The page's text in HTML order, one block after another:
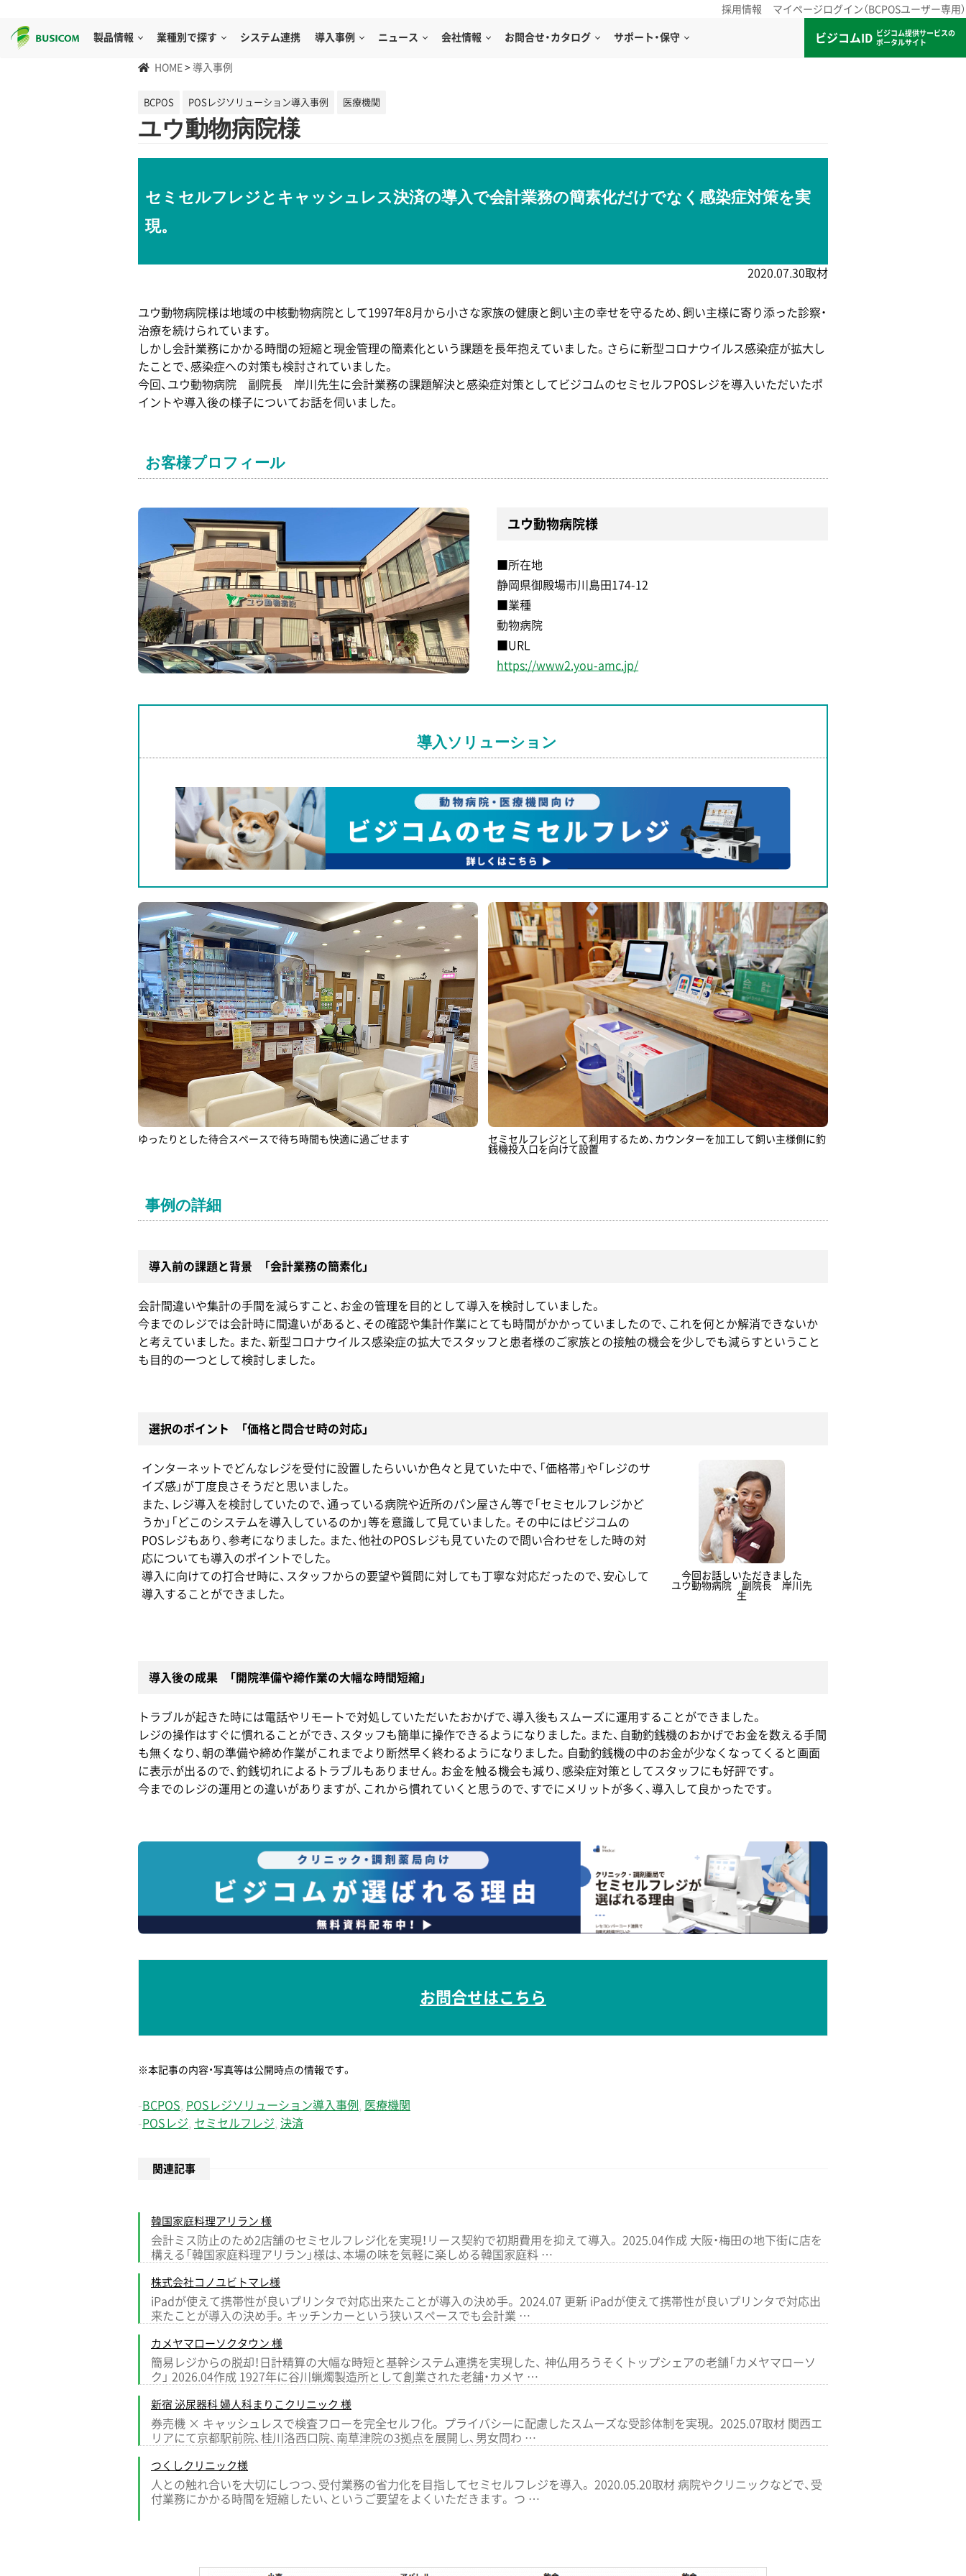
採用情報 マイページログイン（BCPOSユーザー専用）
製品情報 業種別で探す システム連携 導入事例 ニュース 会社情報 お問合せ・カタログ サポート・保守 ビジコムID
ビジコム提供サービスの
ポータルサイト
HOME > 導入事例
BCPOS POSレジソリューション導入事例 医療機関
ユウ動物病院様
セミセルフレジとキャッシュレス決済の導入で会計業務の簡素化だけでなく感染症対策を実
現。
2020.07.30取材
ユウ動物病院様は地域の中核動物病院として1997年8月から小さな家族の健康と飼い主の幸せを守るため、飼い主様に寄り添った診察・
治療を続けられています。
しかし会計業務にかかる時間の短縮と現金管理の簡素化という課題を長年抱えていました。さらに新型コロナウイルス感染症が拡大し
たことで、感染症への対策も検討されていました。
今回、ユウ動物病院 副院長 岸川先生に会計業務の課題解決と感染症対策としてビジコムのセミセルフPOSレジを導入いただいたポ
イントや導入後の様子についてお話を伺いました。
お客様プロフィール
ユウ動物病院様
■所在地
静岡県御殿場市川島田174-12
■業種
動物病院
■URL
https://www2.you-amc.jp/
導入ソリューション
ゆったりとした待合スペースで待ち時間も快適に過ごせます
セミセルフレジとして利用するため、カウンターを加工して飼い主様側に釣
銭機投入口を向けて設置
事例の詳細
導入前の課題と背景 「会計業務の簡素化」
会計間違いや集計の手間を減らすこと、お金の管理を目的として導入を検討していました。
今までのレジでは会計時に間違いがあると、その確認や集計作業にとても時間がかかっていましたので、これを何とか解消できないか
と考えていました。また、新型コロナウイルス感染症の拡大でスタッフと患者様のご家族との接触の機会を少しでも減らすということ
も目的の一つとして検討しました。
選択のポイント 「価格と問合せ時の対応」
インターネットでどんなレジを受付に設置したらいいか色々と見ていた中で、「価格帯」や「レジのサ
イズ感」が丁度良さそうだと思いました。
また、レジ導入を検討していたので、通っている病院や近所のパン屋さん等で「セミセルフレジかど
うか」「どこのシステムを導入しているのか」等を意識して見ていました。その中にはビジコムの
POSレジもあり、参考になりました。また、他社のPOSレジも見ていたので問い合わせをした時の対
応についても導入のポイントでした。
導入に向けての打合せ時に、スタッフからの要望や質問に対しても丁寧な対応だったので、安心して
導入することができました。
今回お話しいただきました
ユウ動物病院 副院⾧ 岸川先
生
導入後の成果 「開院準備や締作業の大幅な時間短縮」
トラブルが起きた時には電話やリモートで対処していただいたおかげで、導入後もスムーズに運用することができました。
レジの操作はすぐに慣れることができ、スタッフも簡単に操作できるようになりました。また、自動釣銭機のおかげでお金を数える手間
も無くなり、朝の準備や締め作業がこれまでより断然早く終わるようになりました。自動釣銭機の中のお金が少なくなってくると画面
に表示が出るので、釣銭切れによるトラブルもありません。お金を触る機会も減り、感染症対策としてスタッフにも好評です。
今までのレジの運用との違いがありますが、これから慣れていくと思うので、すでにメリットが多く、導入して良かったです。
お問合せはこちら
※本記事の内容・写真等は公開時点の情報です。
- BCPOS POSレジソリューション導入事例
医療機関
- POSレジ セミセルフレジ 決済
関連記事
韓国家庭料理アリラン 様
会計ミス防止のため2店舗のセミセルフレジ化を実現！リース契約で初期費用を抑えて導入。 2025.04作成 大阪・梅田の地下街に店を
構える「韓国家庭料理アリラン」様は、本場の味を気軽に楽しめる韓国家庭料 …
株式会社コノユビトマレ様
iPadが使えて携帯性が良いプリンタで対応出来たことが導入の決め手。 2024.07 更新 iPadが使えて携帯性が良いプリンタで対応出
来たことが導入の決め手。キッチンカーという狭いスペースでも会計業 …
カメヤマローソクタウン 様
簡易レジからの脱却！日計精算の大幅な時短と基幹システム連携を実現した、 神仏用ろうそくトップシェアの老舗「カメヤマローソ
ク」 2026.04作成 1927年に谷川蝋燭製造所として創業された老舗・カメヤ …
新宿 泌尿器科 婦人科まりこクリニック 様
券売機 × キャッシュレスで検査フローを完全セルフ化。 プライバシーに配慮したスムーズな受診体制を実現。 2025.07取材 関西エ
リアにて京都駅前院、桂川洛西口院、南草津院の3拠点を展開し、男女問わ …
つくしクリニック様
人との触れ合いを大切にしつつ、受付業務の省力化を目指してセミセルフレジを導入。 2020.05.20取材 病院やクリニックなどで、受
付業務にかかる時間を短縮したい、というご要望をよくいただきます。 つ …